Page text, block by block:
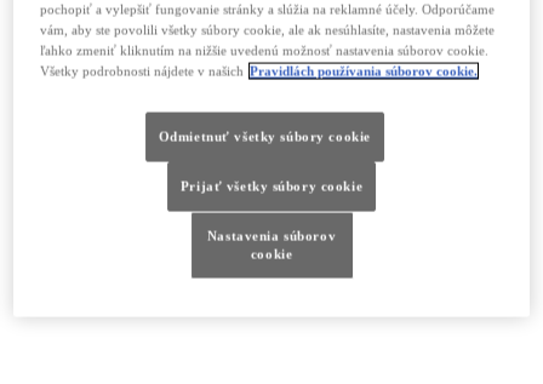
Zarezervujte si testovaciu jazdu s
NX
Zostavte si svoje NX
pochopiť a vylepšiť fungovanie stránky a slúžia na reklamné účely. Odporúčame
vám, aby ste povolili všetky súbory cookie, ale ak nesúhlasíte, nastavenia môžete
ľahko zmeniť kliknutím na nižšie uvedenú možnosť nastavenia súborov cookie.
Všetky podrobnosti nájdete v našich Pravidlách používania súborov cookie.
Odmietnuť všetky súbory cookie
Prijať všetky súbory cookie
Nastavenia súborov
cookie